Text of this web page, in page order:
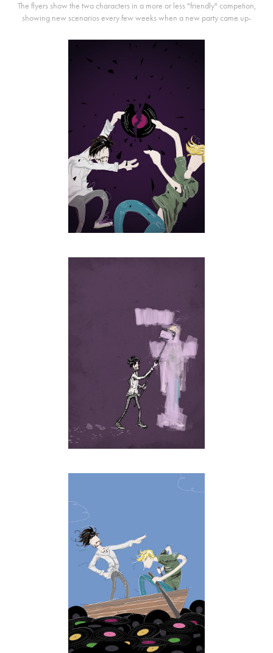
The flyers show the two characters in a more or less "friendly" competion,
showing new scenarios every few weeks when a new party came up-